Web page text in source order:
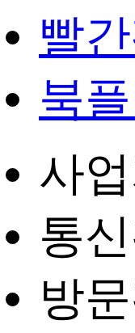
빨
북
사
통
방